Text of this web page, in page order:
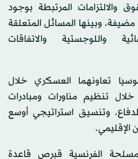
والالتزامات المرتبطة بوجود
وبينها المسائل المتعلقة
واللوجستية والاتفاقات
تعاونهما العسكري خلال
تنظيم مناورات ومبادرات
وتنسيق استراتيجي أوسع
الإقليمي.
الفرنسية قبرص قاعدة